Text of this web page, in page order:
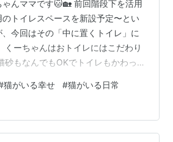
んママです🐱🏡 前回階段下を活用
のトイレスペースを新設予定〜とい
今回はその「中に置くトイレ」に
くーちゃんはおトイレにはこだわり
砂もなんでもOKでトイレもかわって
だわりはありますが…！笑 ku-
📦 現在使っているトイ
の深型タイプ 今のおうちでは、く
ビングに設置していて、アイリス
猫がいる幸せ #猫がいる日常